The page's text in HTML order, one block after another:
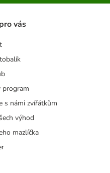
vás
program
s námi zvířátkům
výhod
mazlíčka